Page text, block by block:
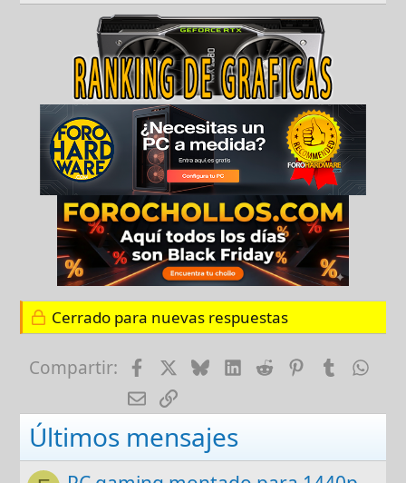
Cerrado para nuevas respuestas
Compartir: FacebookBlueskyLinkedIn
RedditPinterest
Tumblr
E-mailEnlace
Últimos mensajes